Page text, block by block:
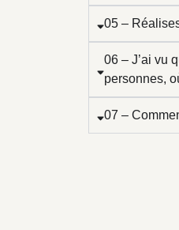
05 –
06 – J’ai vu
personnes,
07 –